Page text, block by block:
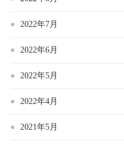
2022年7月
2022年6月
2022年5月
2022年4月
2021年5月